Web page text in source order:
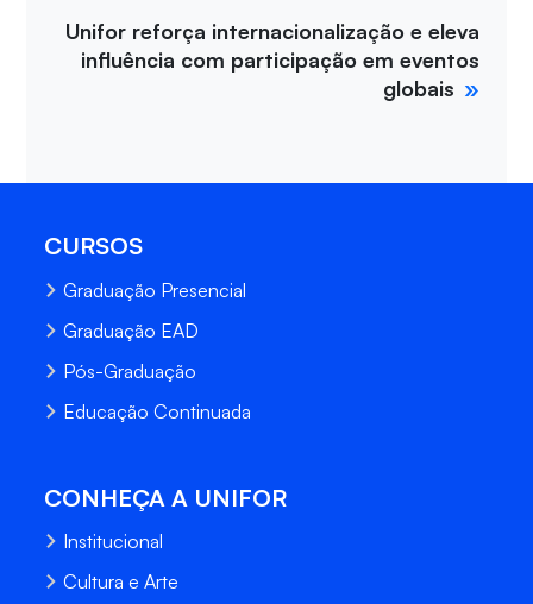
Unifor reforça internacionalização e eleva
influência com participação em eventos
globais
CURSOS
Graduação Presencial
Graduação EAD
Pós-Graduação
Educação Continuada
CONHEÇA A UNIFOR
Institucional
Cultura e Arte